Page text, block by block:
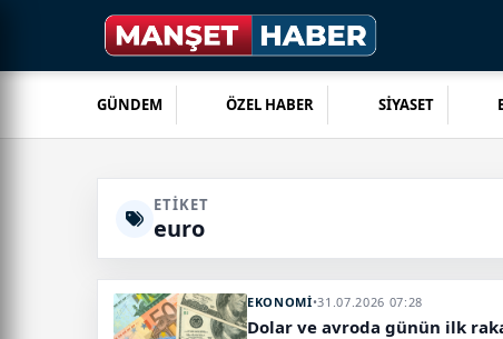
GÜNDEM ÖZEL HABER SİYASET
ETIKET
euro
EKONOMİ•31.07.2026 07:28
Dolar ve avroda günün ilk